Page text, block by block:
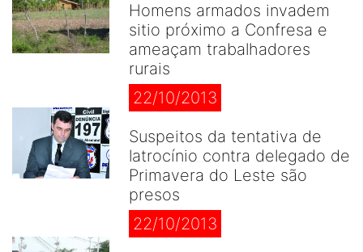
Homens armados invadem
sitio próximo a Confresa e
ameaçam trabalhadores
rurais
22/10/2013
Suspeitos da tentativa de
latrocínio contra delegado de
Primavera do Leste são
presos
22/10/2013